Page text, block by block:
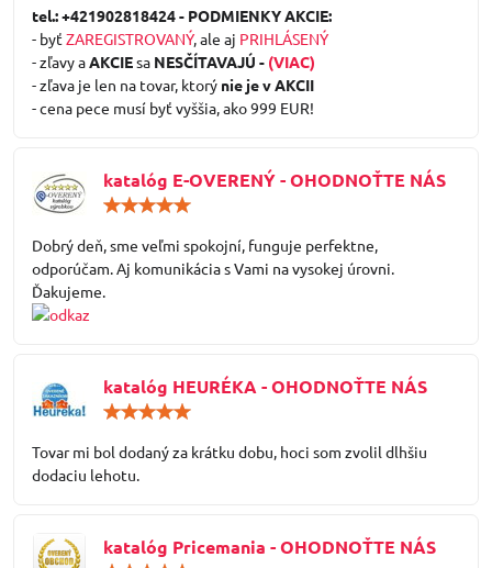
/
5
tel.: +421902818424 - PODMIENKY AKCIE:
- byť ZAREGISTROVANÝ, ale aj PRIHLÁSENÝ
- zľavy aAKCIEsa NESČÍTAVAJÚ - (VIAC)
- zľava je len na tovar, ktorý nie je v AKCII
- cena pece musí byť vyššia, ako 999 EUR!
katalóg E-OVERENÝ - OHODNOŤTE NÁS
5
Dobrý deň, sme veľmi spokojní, funguje perfektne,
odporúčam. Aj komunikácia s Vami na vysokej úrovni.
Ďakujeme.
katalóg HEURÉKA - OHODNOŤTE NÁS
5
Tovar mi bol dodaný za krátku dobu, hoci som zvolil dlhšiu
dodaciu lehotu.
katalóg Pricemania - OHODNOŤTE NÁS